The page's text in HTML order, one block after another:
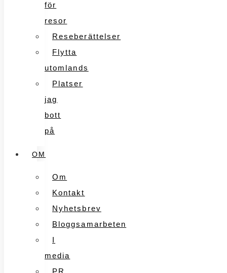
för
resor
Reseberättelser
Flytta
utomlands
Platser
jag
bott
på
OM
Om
Kontakt
Nyhetsbrev
Bloggsamarbeten
I
media
PR